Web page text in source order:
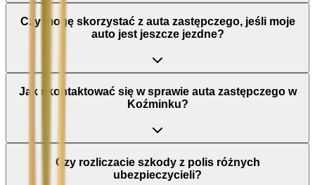
Czy mogę skorzystać z auta zastępczego, jeśli moje
auto jest jeszcze jezdne?
Jak skontaktować się w sprawie auta zastępczego w
Koźminku?
Czy rozliczacie szkody z polis różnych
ubezpieczycieli?